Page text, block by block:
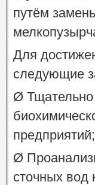
путём
Для
следующие
Ø Тщательно
предприятий;
Ø
сточных